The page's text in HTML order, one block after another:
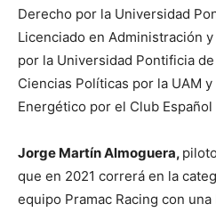
Derecho por la Universidad
Licenciado en Administración
por la Universidad Pontificia
Ciencias Políticas por la UAM
Energético por el Club Español
Jorge Martín Almoguera,
que en 2021 correrá en la
equipo Pramac Racing con